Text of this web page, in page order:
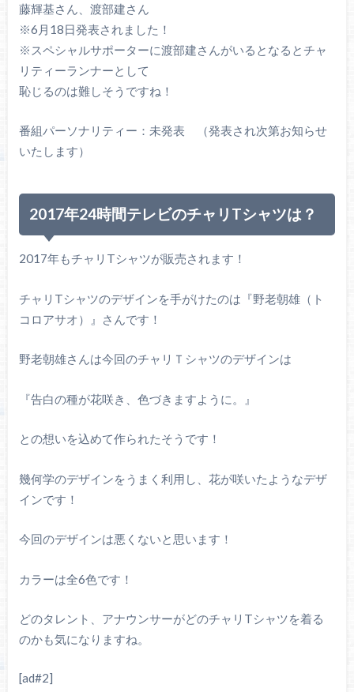
藤輝基さん、渡部建さん
※6月18日発表されました！
※スペシャルサポーターに渡部建さんがいるとなるとチャ
リティーランナーとして
恥じるのは難しそうですね！
番組パーソナリティー：未発表 （発表され次第お知らせ
いたします）
2017年24時間テレビのチャリTシャツは？
2017年もチャリTシャツが販売されます！
チャリTシャツのデザインを手がけたのは『野老朝雄（ト
コロアサオ）』さんです！
野老朝雄さんは今回のチャリＴシャツのデザインは
『告白の種が花咲き、色づきますように。』
との想いを込めて作られたそうです！
幾何学のデザインをうまく利用し、花が咲いたようなデザ
インです！
今回のデザインは悪くないと思います！
カラーは全6色です！
どのタレント、アナウンサーがどのチャリTシャツを着る
のかも気になりますね。
[ad#2]